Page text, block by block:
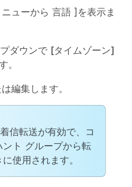
ューから 言語 ]を表示ま
ダウンで [タイムゾーン]
。
編集します。
信転送が有効で、コ
ント グループから転
使用されます。